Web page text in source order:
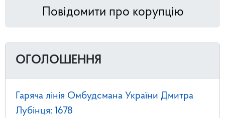
Повідомити про корупцію
ОГОЛОШЕННЯ
Гаряча лінія Омбудсмана України Дмитра
Лубінця: 1678